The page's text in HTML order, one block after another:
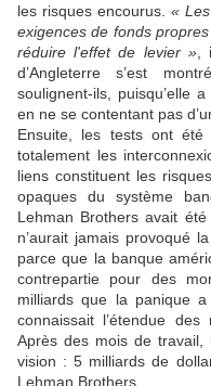
les risques encourus. «
exigences de fonds
réduire l'effet de levier »,
d’Angleterre s’est
soulignent-ils, puisqu’elle
en ne se contentant pas
Ensuite, les tests ont
totalement les
liens constituent les
opaques du système
Lehman Brothers avait
n’aurait jamais provoqué
parce que la banque
contrepartie pour des
milliards que la panique
connaissait l’étendue
Après des mois de travail,
vision : 5 milliards de
Lehman Brothers.